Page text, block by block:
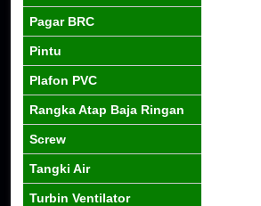
Pagar BRC
Pintu
Plafon PVC
Rangka Atap Baja Ringan
Screw
Tangki Air
Turbin Ventilator